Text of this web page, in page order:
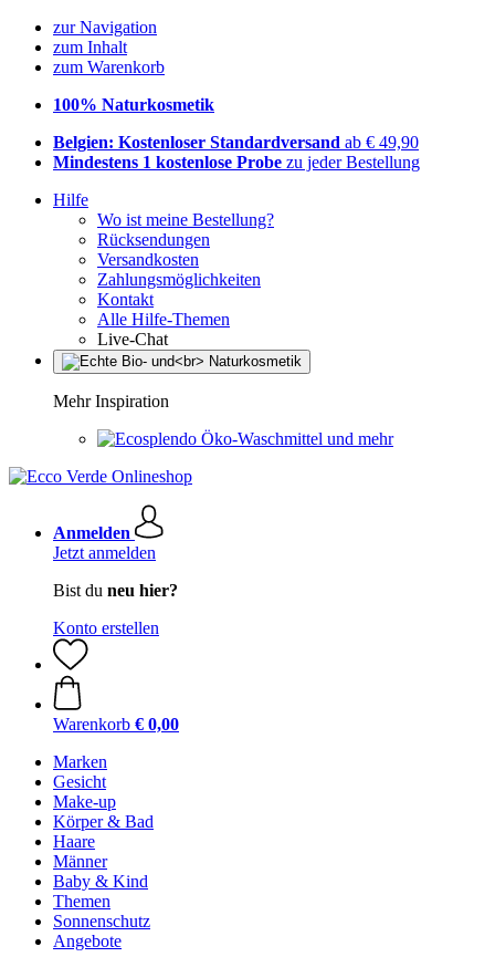
zur Navigation
zum Inhalt
zum Warenkorb
100% Naturkosmetik
Belgien: Kostenloser Standardversand ab € 49,90
Mindestens 1 kostenlose Probe zu jeder Bestellung
Hilfe
Wo ist meine Bestellung?
Rücksendungen
Versandkosten
Zahlungsmöglichkeiten
Kontakt
Alle Hilfe-Themen
Live-Chat
Mehr Inspiration
Öko-Waschmittel und mehr
Anmelden
Jetzt anmelden
Bist du neu hier?
Konto erstellen
Warenkorb € 0,00
Marken
Gesicht
Make-up
Körper & Bad
Haare
Männer
Baby & Kind
Themen
Sonnenschutz
Angebote